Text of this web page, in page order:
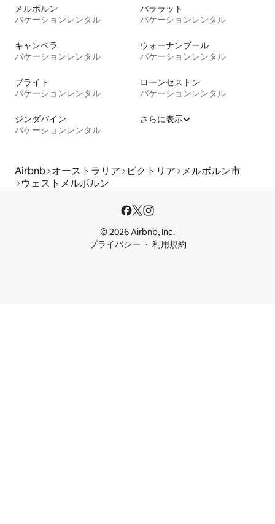
メルボルン
バケーションレンタル
バララット
バケーションレンタル
キャンベラ
バケーションレンタル
ウォーナンブール
バケーションレンタル
ブライト
バケーションレンタル
ローンセストン
バケーションレンタル
ジンダバイン
バケーションレンタル
さらに表示
Airbnb オーストラリア ビクトリア メルボルン市
ウェストメルボルン
© 2026 Airbnb, Inc.
プライバシー
利用規約